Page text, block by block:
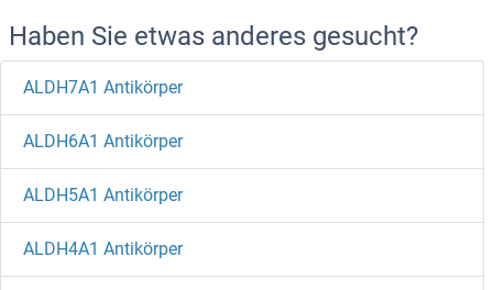
Haben Sie etwas anderes gesucht?
ALDH7A1 Antikörper
ALDH6A1 Antikörper
ALDH5A1 Antikörper
ALDH4A1 Antikörper